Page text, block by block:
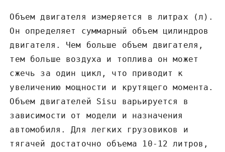
Объем двигателя измеряется в литрах (л).
Он определяет суммарный объем цилиндров
двигателя. Чем больше объем двигателя‚
тем больше воздуха и топлива он может
сжечь за один цикл‚ что приводит к
увеличению мощности и крутящего момента.
Объем двигателей Sisu варьируется в
зависимости от модели и назначения
автомобиля. Для легких грузовиков и
тягачей достаточно объема 10-12 литров‚